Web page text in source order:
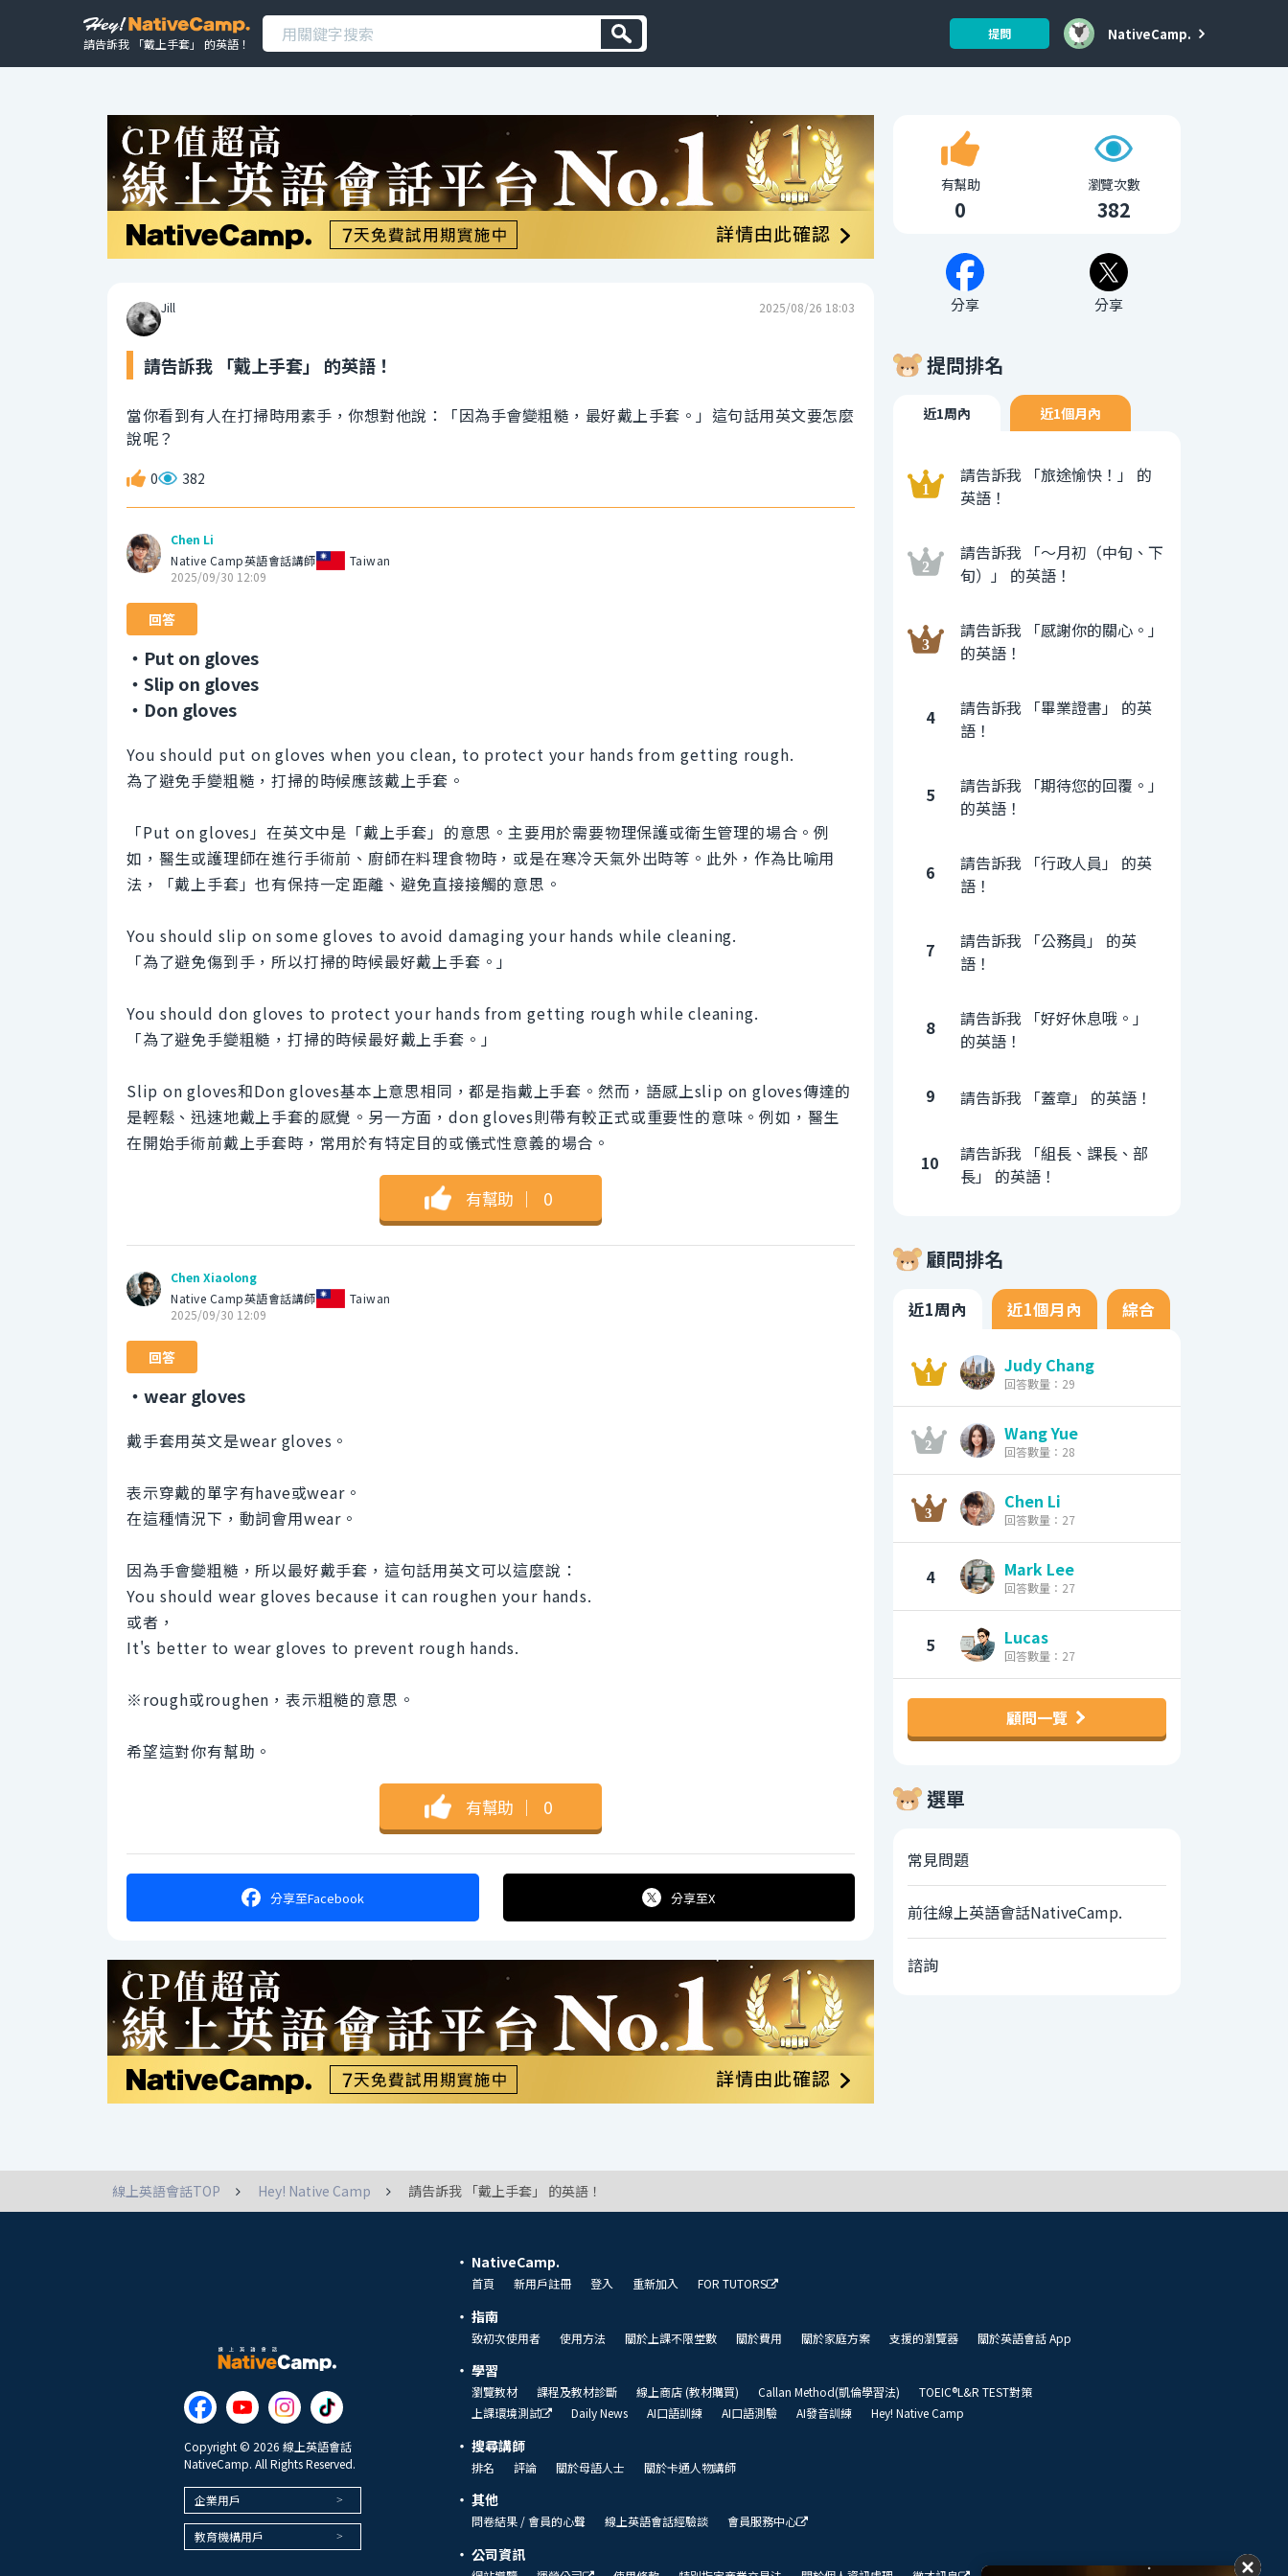
請告訴我 「戴上手套」 的英語！
提問 NativeCamp.
Jill 2025/08/26 18:03
請告訴我 「戴上手套」 的英語！
當你看到有人在打掃時用素手，你想對他說：「因為手會變粗糙，最好戴上手套。」這句話用英文要怎麼
說呢？
0 382
Chen Li
Native Camp英語會話講師
Taiwan
2025/09/30 12:09
回答
・Put on gloves
・Slip on gloves
・Don gloves
You should put on gloves when you clean, to protect your hands from getting rough.
為了避免手變粗糙，打掃的時候應該戴上手套。
「Put on gloves」在英文中是「戴上手套」的意思。主要用於需要物理保護或衛生管理的場合。例
如，醫生或護理師在進行手術前、廚師在料理食物時，或是在寒冷天氣外出時等。此外，作為比喻用
法，「戴上手套」也有保持一定距離、避免直接接觸的意思。
You should slip on some gloves to avoid damaging your hands while cleaning.
「為了避免傷到手，所以打掃的時候最好戴上手套。」
You should don gloves to protect your hands from getting rough while cleaning.
「為了避免手變粗糙，打掃的時候最好戴上手套。」
Slip on gloves和Don gloves基本上意思相同，都是指戴上手套。然而，語感上slip on gloves傳達的
是輕鬆、迅速地戴上手套的感覺。另一方面，don gloves則帶有較正式或重要性的意味。例如，醫生
在開始手術前戴上手套時，常用於有特定目的或儀式性意義的場合。
有幫助 ｜ 0
Chen Xiaolong
Native Camp英語會話講師
Taiwan
2025/09/30 12:09
回答
・wear gloves
戴手套用英文是wear gloves。
表示穿戴的單字有have或wear。
在這種情況下，動詞會用wear。
因為手會變粗糙，所以最好戴手套，這句話用英文可以這麼說：
You should wear gloves because it can roughen your hands.
或者，
It's better to wear gloves to prevent rough hands.
※rough或roughen，表示粗糙的意思。
希望這對你有幫助。
有幫助 ｜ 0
分享至Facebook 分享至X
有幫助
0
瀏覽次數
382
分享 分享
提問排名
近1周內 近1個月內
請告訴我 「旅途愉快！」 的
英語！
請告訴我 「〜月初（中旬、下
旬）」 的英語！
請告訴我 「感謝你的關心。」
的英語！
4
請告訴我 「畢業證書」 的英
語！
5
請告訴我 「期待您的回覆。」
的英語！
6
請告訴我 「行政人員」 的英
語！
7
請告訴我 「公務員」 的英
語！
8
請告訴我 「好好休息哦。」
的英語！
9 請告訴我 「蓋章」 的英語！
10
請告訴我 「組長、課長、部
長」 的英語！
顧問排名
近1周內 近1個月內 綜合
Judy Chang
回答數量：29
Wang Yue
回答數量：28
Chen Li
回答數量：27
4 Mark Lee
回答數量：27
5 Lucas
回答數量：27
顧問一覽
選單
常見問題
前往線上英語會話NativeCamp.
諮詢
線上英語會話TOP Hey! Native Camp 請告訴我 「戴上手套」 的英語！
Copyright © 2026 線上英語會話
NativeCamp. All Rights Reserved.
企業用戶
教育機構用戶
NativeCamp.
首頁 新用戶註冊 登入 重新加入 FOR TUTORS
指南
致初次使用者 使用方法 關於上課不限堂數 關於費用 關於家庭方案 支援的瀏覽器 關於英語會話 App
學習
瀏覽教材 課程及教材診斷 線上商店 (教材購買) Callan Method(凱倫學習法)
TOEIC®L&R TEST對策
上課環境測試
Daily News AI口語訓練 AI口語測驗 AI發音訓練 Hey! Native Camp
搜尋講師
排名 評論 關於母語人士 關於卡通人物講師
其他
問卷結果 / 會員的心聲 線上英語會話經驗談 會員服務中心
公司資訊